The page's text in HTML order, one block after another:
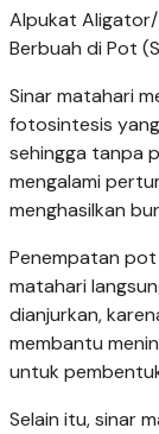
Alpukat
Berbuah di Pot
Sinar matahari
fotosintesis
sehingga tanpa
mengalami
menghasilkan
Penempatan
matahari
dianjurkan,
membantu
untuk
Selain itu, sinar